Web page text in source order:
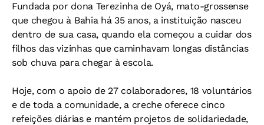
Fundada por dona Terezinha de Oyá, mato-grossense
que chegou à Bahia há 35 anos, a instituição nasceu
dentro de sua casa, quando ela começou a cuidar dos
filhos das vizinhas que caminhavam longas distâncias
sob chuva para chegar à escola.
Hoje, com o apoio de 27 colaboradores, 18 voluntários
e de toda a comunidade, a creche oferece cinco
refeições diárias e mantém projetos de solidariedade,